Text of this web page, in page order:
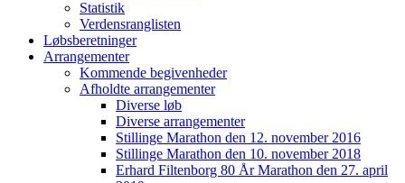
Statistik
Verdensranglisten
Løbsberetninger
Arrangementer
Kommende begivenheder
Afholdte arrangementer
Diverse løb
Diverse arrangementer
Stillinge Marathon den 12. november 2016
Stillinge Marathon den 10. november 2018
Erhard Filtenborg 80 År Marathon den 27. april